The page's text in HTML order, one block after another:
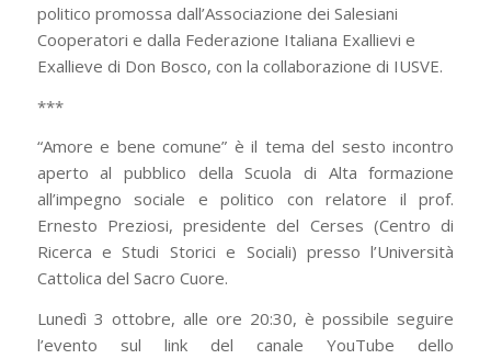
politico promossa dall’Associazione dei Salesiani
Cooperatori e dalla Federazione Italiana Exallievi e
Exallieve di Don Bosco, con la collaborazione di IUSVE.
***
“Amore e bene comune” è il tema del sesto incontro
aperto al pubblico della Scuola di Alta formazione
all’impegno sociale e politico con relatore il prof.
Ernesto Preziosi, presidente del Cerses (Centro di
Ricerca e Studi Storici e Sociali) presso l’Università
Cattolica del Sacro Cuore.
Lunedì 3 ottobre, alle ore 20:30, è possibile seguire
l’evento sul link del canale YouTube dello